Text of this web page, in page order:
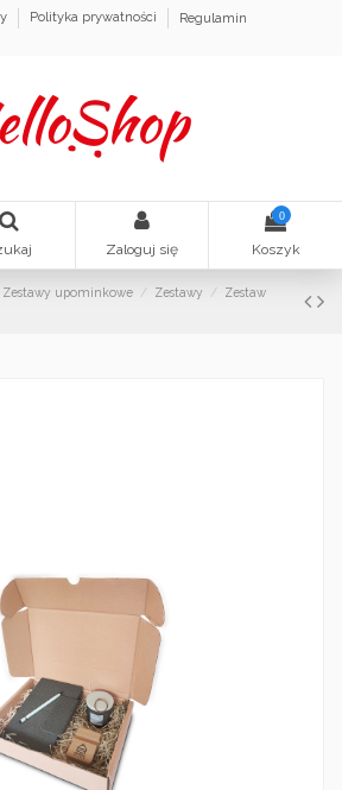
Polityka prywatności
Regulamin
Zaloguj się
0
Koszyk
Zestawy upominkowe Zestawy
Zestaw